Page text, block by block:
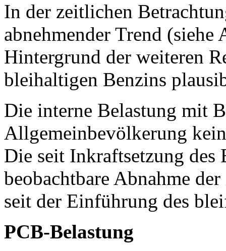
In der zeitlichen
abnehmender Trend
Hintergrund der weiteren
bleihaltigen Benzins
Die interne Belastung mit
Allgemeinbevölkerung
Die seit Inkraftsetzung des
beobachtbare Abnahme
seit der Einführung des
PCB-Belastung